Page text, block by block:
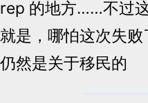
rep 的地方……不过
就是，哪怕这次失
仍然是关于移民的